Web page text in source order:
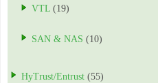
VTL (19)
SAN & NAS (10)
HyTrust/Entrust (55)